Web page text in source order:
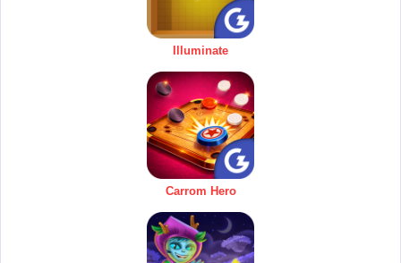
Illuminate
Carrom Hero